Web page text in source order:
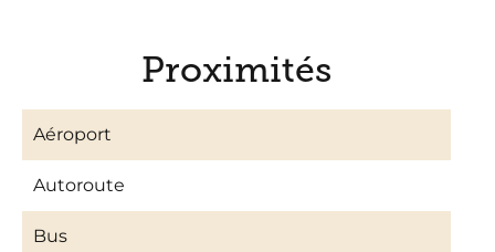
Proximités
Aéroport
Autoroute
Bus